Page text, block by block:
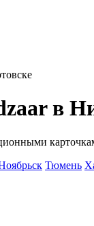
в
Тюмень